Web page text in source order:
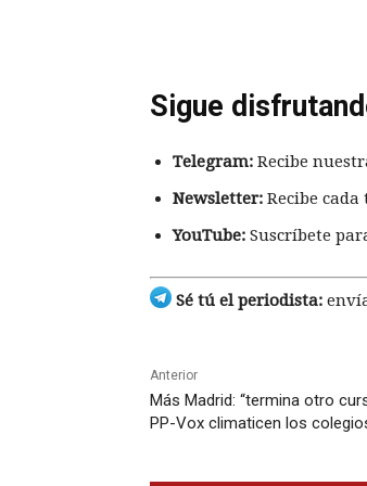
Sigue
Telegram: Recibe
Newsletter: Recibe
YouTube: Suscríbete
Sé tú el periodista:
Anterior
Más Madrid: “termina otro
PP-Vox climaticen los